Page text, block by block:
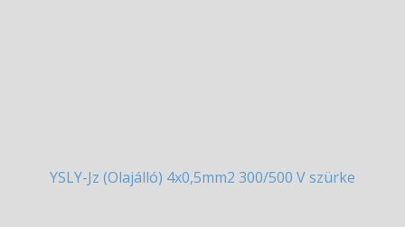
YSLY-Jz (Olajálló) 4x0,5mm2 300/500 V szürke